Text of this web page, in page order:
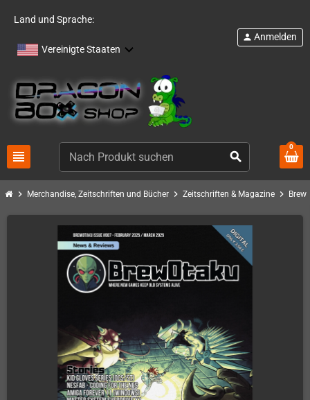
Land und Sprache:
Vereinigte Staaten
view_headline search
person Anmelden
0
chevron_right Merchandise, Zeitschriften und Bücher chevron_right Zeitschriften & Magazine chevron_right